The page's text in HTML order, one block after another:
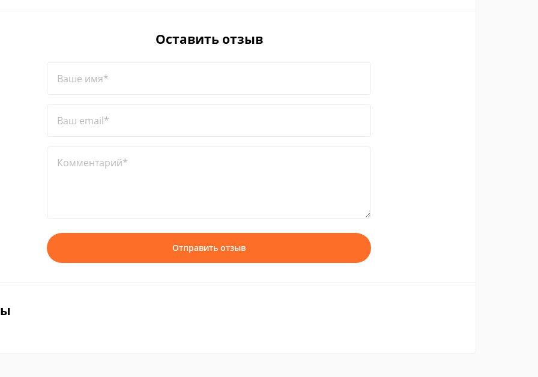
Оставить отзыв
Ваше имя*
Ваш email*
Комментарий*
Отправить отзыв